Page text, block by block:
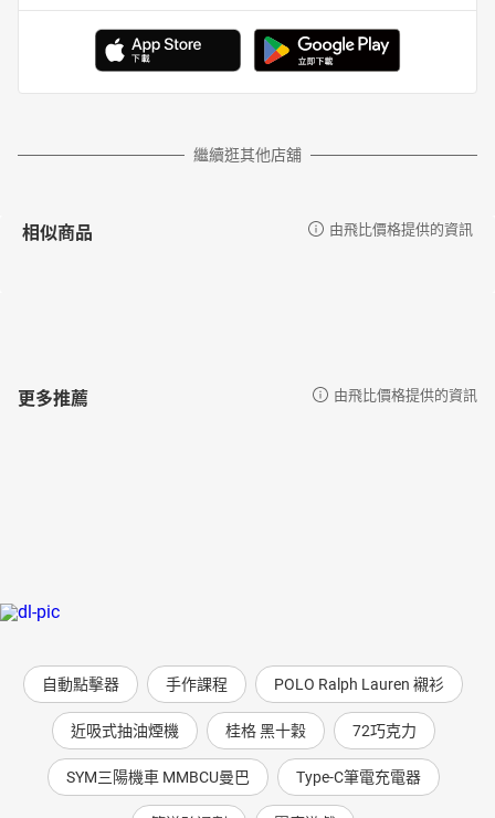
繼續逛其他店舖
相似商品 由飛比價格提供的資訊
更多推薦 由飛比價格提供的資訊
自動點擊器 手作課程 POLO Ralph Lauren 襯衫
近吸式抽油煙機 桂格 黑十穀 72巧克力
SYM三陽機車 MMBCU曼巴 Type-C筆電充電器